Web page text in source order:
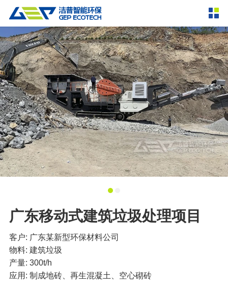
产品中心 撕碎设备
双轴撕碎机 单轴撕碎机
四轴撕碎机 液压粗碎机
垃圾破袋机 移动式撕碎站
粉碎设备
环锤式粉碎机 鼓式粉碎机
轮胎钢丝分离机 通用型粉碎机
破碎设备
反击式破碎机 颚式破碎机
圆锥破碎机
重型锤式破碎机 移动式破碎站
挤压成型设备
RDF成型机
液压打包机
成套机组
封闭式破碎系统 废轮胎热解系统
橡胶破胶机组
分选分离设备
风选机
脉冲除尘器
解决方案
服务支持
新闻资讯
走进洁普
联系我们
广东移动式建筑垃圾处理项目
客户: 广东某新型环保材料公司
物料: 建筑垃圾
产量: 300t/h
应用: 制成地砖、再生混凝土、空心砌砖